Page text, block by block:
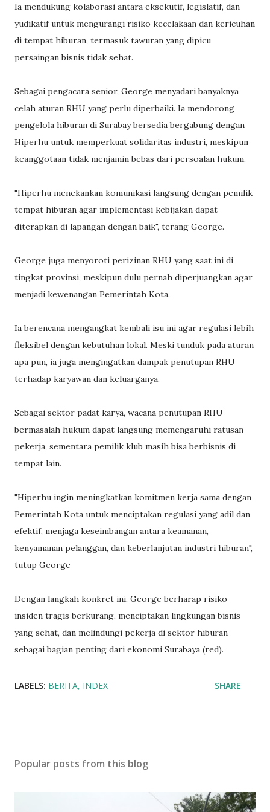
Ia mendukung kolaborasi antara eksekutif, legislatif, dan
yudikatif untuk mengurangi risiko kecelakaan dan kericuhan
di tempat hiburan, termasuk tawuran yang dipicu
persaingan bisnis tidak sehat.
Sebagai pengacara senior, George menyadari banyaknya
celah aturan RHU yang perlu diperbaiki. Ia mendorong
pengelola hiburan di Surabay bersedia bergabung dengan
Hiperhu untuk memperkuat solidaritas industri, meskipun
keanggotaan tidak menjamin bebas dari persoalan hukum.
"Hiperhu menekankan komunikasi langsung dengan pemilik
tempat hiburan agar implementasi kebijakan dapat
diterapkan di lapangan dengan baik", terang George.
George juga menyoroti perizinan RHU yang saat ini di
tingkat provinsi, meskipun dulu pernah diperjuangkan agar
menjadi kewenangan Pemerintah Kota.
Ia berencana mengangkat kembali isu ini agar regulasi lebih
fleksibel dengan kebutuhan lokal. Meski tunduk pada aturan
apa pun, ia juga mengingatkan dampak penutupan RHU
terhadap karyawan dan keluarganya.
Sebagai sektor padat karya, wacana penutupan RHU
bermasalah hukum dapat langsung memengaruhi ratusan
pekerja, sementara pemilik klub masih bisa berbisnis di
tempat lain.
"Hiperhu ingin meningkatkan komitmen kerja sama dengan
Pemerintah Kota untuk menciptakan regulasi yang adil dan
efektif, menjaga keseimbangan antara keamanan,
kenyamanan pelanggan, dan keberlanjutan industri hiburan",
tutup George
Dengan langkah konkret ini, George berharap risiko
insiden tragis berkurang, menciptakan lingkungan bisnis
yang sehat, dan melindungi pekerja di sektor hiburan
sebagai bagian penting dari ekonomi Surabaya (red).
LABELS: BERITA INDEX SHARE
Popular posts from this blog